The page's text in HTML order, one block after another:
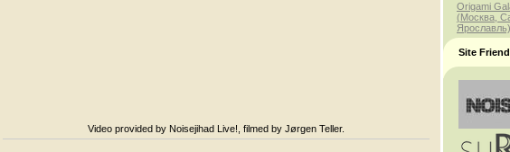
Video provided by Noisejihad Live!, filmed by Jørgen Teller.
Origami
(Москва,
Ярославль)
Site